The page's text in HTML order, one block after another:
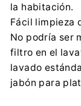
la habitación.
Fácil limpieza
No podría ser
filtro en el
lavado
jabón para